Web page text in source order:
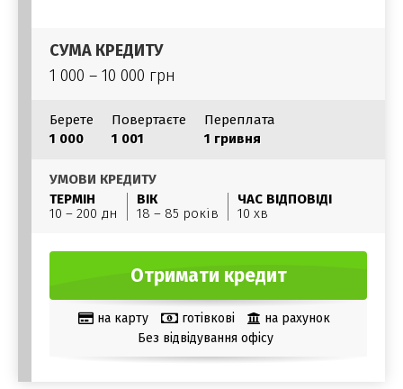
СУМА КРЕДИТУ
1 000 – 10 000 грн
Берете
1 000
Повертаєте
1 001
Переплата
1 гривня
УМОВИ КРЕДИТУ
ТЕРМІН
10 – 200 дн
ВІК
18 – 85 років
ЧАС ВІДПОВІДІ
10 хв
Отримати кредит
на карту готівкові
на рахунок
Без відвідування офісу